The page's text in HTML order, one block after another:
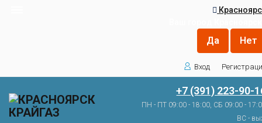
Вход
+7 (391) 223-90-
ПН - ПТ 09:00 - 18:00, СБ 09:00 -
ВС -